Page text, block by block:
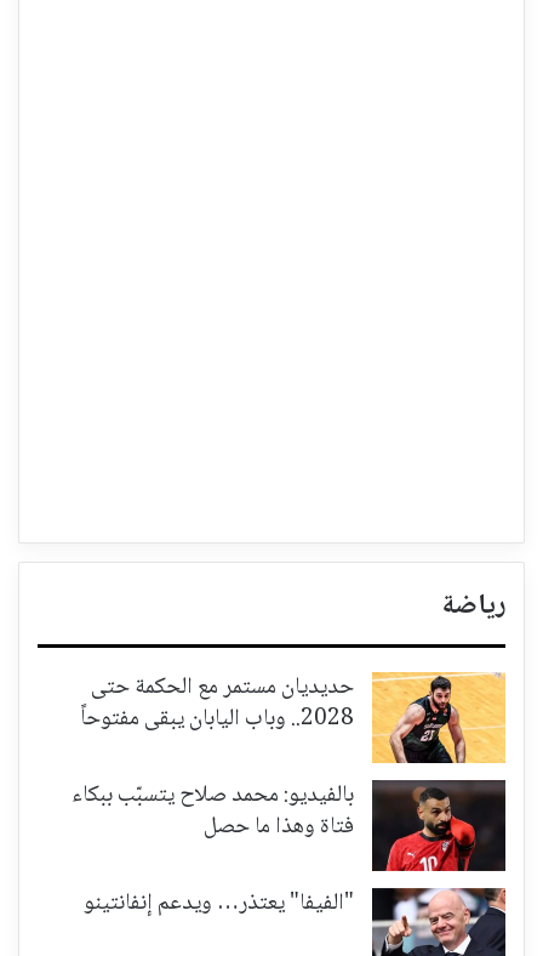
رياضة
حديديان مستمر مع الحكمة حتى
2028.. وباب اليابان يبقى مفتوحاً
بالفيديو: محمد صلاح يتسبّب ببكاء
فتاة وهذا ما حصل
"الفيفا" يعتذر… ويدعم إنفانتينو